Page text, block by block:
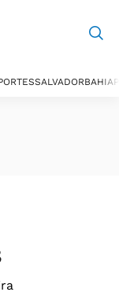
SALVADORBAHIA